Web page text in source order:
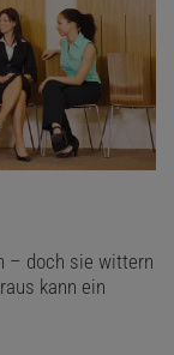
– doch sie wittern
kann ein